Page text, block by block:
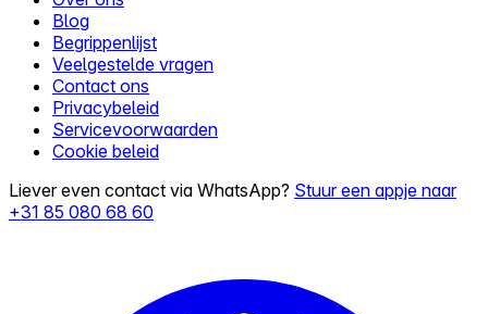
Blog
Begrippenlijst
Veelgestelde vragen
Contact ons
Privacybeleid
Servicevoorwaarden
Cookie beleid
Liever even contact via WhatsApp? Stuur een appje naar
+31 85 080 68 60